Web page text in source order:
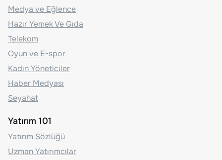
Medya ve Eğlence
Hazır Yemek Ve Gıda
Telekom
Oyun ve E-spor
Kadın Yöneticiler
Haber Medyası
Seyahat
Yatırım 101
Yatırım Sözlüğü
Uzman Yatırımcılar